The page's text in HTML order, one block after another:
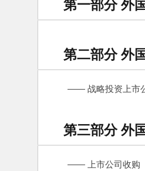
第一部分 外
第二部分 外
—— 战略投资上市
第三部分 外
—— 上市公司收购